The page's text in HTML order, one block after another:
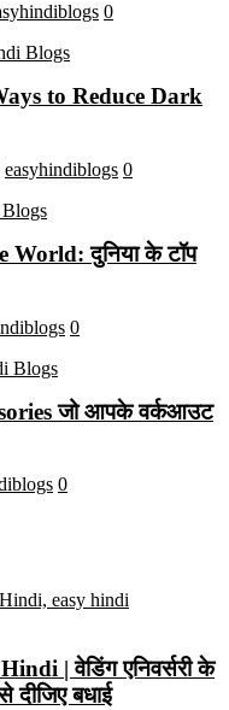
0
to Reduce Dark
easyhindiblogs 0
दुनिया के टॉप
0
जो आपके वर्कआउट
0
| वेडिंग एनिवर्सरी के
बधाई